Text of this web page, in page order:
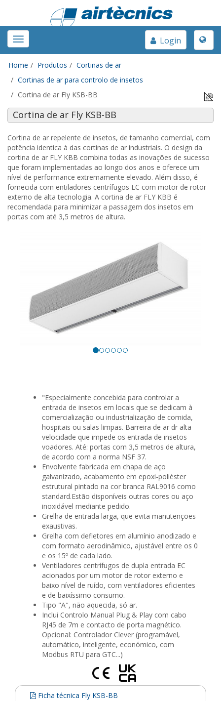
Toggle
navigation
Toggle
Login
Home Produtos
Cortinas de ar
Cortinas de ar para controlo de insetos
Cortina de ar Fly KSB-BB
Cortina de ar Fly KSB-BB
Cortina de ar repelente de insetos, de tamanho comercial, com
potência identica à das cortinas de ar industriais. O design da
cortina de ar FLY KBB combina todas as inovações de sucesso
que foram implementadas ao longo dos anos e oferece um
nível de performance extremamente elevado. Além disso, é
fornecida com entiladores centrífugos EC com motor de rotor
externo de alta tecnologia. A cortina de ar FLY KBB é
recomendada para minimizar a passagem dos insetos em
portas com até 3,5 metros de altura.
"Especialmente concebida para controlar a
entrada de insetos em locais que se dedicam à
comercialização ou industrialização de comida,
hospitais ou salas limpas. Barreira de ar dr alta
velocidade que impede os entrada de insetos
voadores. Até: portas com 3,5 metros de altura,
de acordo com a norma NSF 37.
Envolvente fabricada em chapa de aço
galvanizado, acabamento em epoxi-poliéster
estrutural pintado na cor branca RAL9016 como
standard.Estão disponíveis outras cores ou aço
inoxidável mediante pedido.
Grelha de entrada larga, que evita manutenções
exaustivas.
Grelha com defletores em alumínio anodizado e
com formato aerodinâmico, ajustável entre os 0
e os 15º de cada lado.
Ventiladores centrífugos de dupla entrada EC
acionados por um motor de rotor externo e
baixo nível de ruído, com ventiladores eficientes
e de baixíssimo consumo.
Tipo "A", não aquecida, só ar.
Inclui Controlo Manual Plug & Play com cabo
RJ45 de 7m e contacto de porta magnético.
Opcional: Controlador Clever (programável,
automático, inteligente, económico, com
Modbus RTU para GTC...)
Ficha técnica Fly KSB-BB